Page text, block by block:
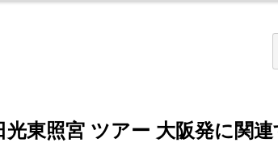
光東照宮 ツアー 大阪発に関